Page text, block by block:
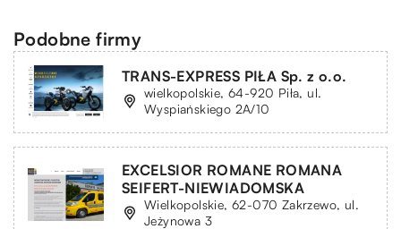
Podobne firmy
TRANS-EXPRESS PIŁA Sp. z o.o.
wielkopolskie, 64-920 Piła, ul.
Wyspiańskiego 2A/10
EXCELSIOR ROMANE ROMANA
SEIFERT-NIEWIADOMSKA
Wielkopolskie, 62-070 Zakrzewo, ul.
Jeżynowa 3